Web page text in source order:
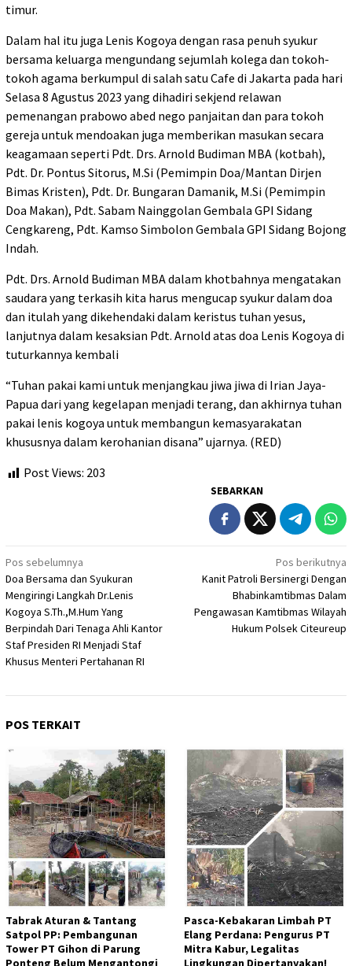
timur.
Dalam hal itu juga Lenis Kogoya dengan rasa penuh syukur
bersama keluarga mengundang sejumlah kolega dan tokoh-
tokoh agama berkumpul di salah satu Cafe di Jakarta pada hari
Selasa 8 Agustus 2023 yang dihadiri sekjend relawan
pemenangan prabowo abed nego panjaitan dan para tokoh
gereja untuk mendoakan juga memberikan masukan secara
keagamaan seperti Pdt. Drs. Arnold Budiman MBA (kotbah),
Pdt. Dr. Pontus Sitorus, M.Si (Pemimpin Doa/Mantan Dirjen
Bimas Kristen), Pdt. Dr. Bungaran Damanik, M.Si (Pemimpin
Doa Makan), Pdt. Sabam Nainggolan Gembala GPI Sidang
Cengkareng, Pdt. Kamso Simbolon Gembala GPI Sidang Bojong
Indah.
Pdt. Drs. Arnold Budiman MBA dalam khotbahnya mengatakan
saudara yang terkasih kita harus mengucap syukur dalam doa
dan itulah yang dikehendaki dalam keristus tuhan yesus,
lanjutnya dalam kesaksian Pdt. Arnold atas doa Lenis Kogoya di
tuturkannya kembali
“Tuhan pakai kami untuk menjangkau jiwa jiwa di Irian Jaya-
Papua dari yang kegelapan menjadi terang, dan akhirnya tuhan
pakai lenis kogoya untuk membangun kemasyarakatan
khususnya dalam kerohanian disana” ujarnya. (RED)
Post Views: 203
SEBARKAN
Navigasi
pos
Pos sebelumnya
Doa Bersama dan Syukuran
Mengiringi Langkah Dr.Lenis
Kogoya S.Th.,M.Hum Yang
Berpindah Dari Tenaga Ahli Kantor
Staf Presiden RI Menjadi Staf
Khusus Menteri Pertahanan RI
Pos berikutnya
Kanit Patroli Bersinergi Dengan
Bhabinkamtibmas Dalam
Pengawasan Kamtibmas Wilayah
Hukum Polsek Citeureup
POS TERKAIT
Tabrak Aturan & Tantang
Satpol PP: Pembangunan
Tower PT Gihon di Parung
Ponteng Belum Mengantongi
Pasca-Kebakaran Limbah PT
Elang Perdana: Pengurus PT
Mitra Kabur, Legalitas
Lingkungan Dipertanyakan!